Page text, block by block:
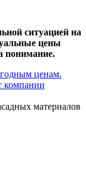
ситуацией на
цены
понимание.
материалов